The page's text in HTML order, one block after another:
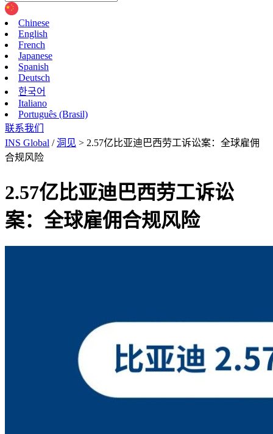
Chinese
English
French
Japanese
Spanish
Deutsch
한국어
Italiano
Português (Brasil)
联系我们
INS Global /洞见 > 2.57亿比亚迪巴西劳工诉讼案：全球雇佣
合规风险
2.57亿比亚迪巴西劳工诉讼
案：全球雇佣合规风险